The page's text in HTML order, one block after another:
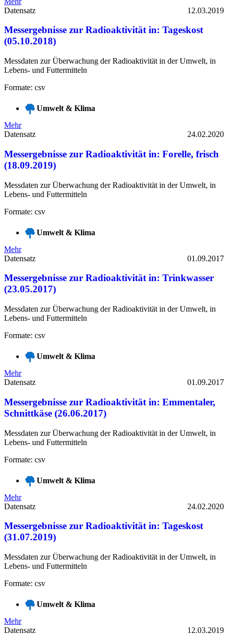
Datensatz
12.03.2019
Messergebnisse zur Radioaktivität in: Tageskost
(05.10.2018)
Messdaten zur Überwachung der Radioaktivität in der Umwelt, in
Lebens- und Futtermitteln
Formate: csv
Umwelt & Klima
Mehr
Datensatz
24.02.2020
Messergebnisse zur Radioaktivität in: Forelle, frisch
(18.09.2019)
Messdaten zur Überwachung der Radioaktivität in der Umwelt, in
Lebens- und Futtermitteln
Formate: csv
Umwelt & Klima
Mehr
Datensatz
01.09.2017
Messergebnisse zur Radioaktivität in: Trinkwasser
(23.05.2017)
Messdaten zur Überwachung der Radioaktivität in der Umwelt, in
Lebens- und Futtermitteln
Formate: csv
Umwelt & Klima
Mehr
Datensatz
01.09.2017
Messergebnisse zur Radioaktivität in: Emmentaler,
Schnittkäse (26.06.2017)
Messdaten zur Überwachung der Radioaktivität in der Umwelt, in
Lebens- und Futtermitteln
Formate: csv
Umwelt & Klima
Mehr
Datensatz
24.02.2020
Messergebnisse zur Radioaktivität in: Tageskost
(31.07.2019)
Messdaten zur Überwachung der Radioaktivität in der Umwelt, in
Lebens- und Futtermitteln
Formate: csv
Umwelt & Klima
Mehr
Datensatz
12.03.2019